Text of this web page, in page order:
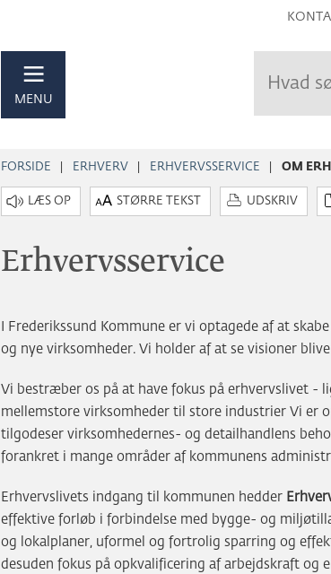
MENU
FORSIDE ERHVERV ERHVERVSSERVICE OM
STØRRE TEKST UDSKRIV
Erhvervsservice
I Frederikssund Kommune er vi optagede af at
og nye virksomheder. Vi holder af at se visioner
Vi bestræber os på at have fokus på erhvervslivet -
mellemstore virksomheder til store industrier Vi er
tilgodeser virksomhedernes- og detailhandlens
forankret i mange områder af kommunens
Erhvervslivets indgang til kommunen hedder
effektive forløb i forbindelse med bygge- og
og lokalplaner, uformel og fortrolig sparring og
desuden fokus på opkvalificering af arbejdskraft og